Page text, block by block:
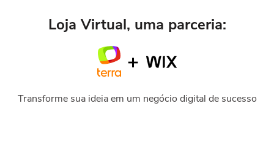
Loja Virtual, uma parceria:
Transforme sua ideia em um negócio digital de sucesso